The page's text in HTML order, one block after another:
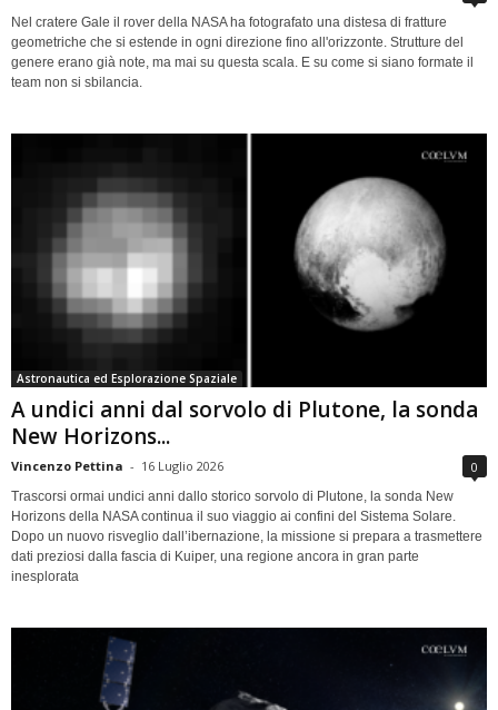
Nel cratere Gale il rover della NASA ha fotografato una distesa di fratture
geometriche che si estende in ogni direzione fino all'orizzonte. Strutture del
genere erano già note, ma mai su questa scala. E su come si siano formate il
team non si sbilancia.
Astronautica ed Esplorazione Spaziale
A undici anni dal sorvolo di Plutone, la sonda
New Horizons...
Vincenzo Pettina - 16 Luglio 2026 0
Trascorsi ormai undici anni dallo storico sorvolo di Plutone, la sonda New
Horizons della NASA continua il suo viaggio ai confini del Sistema Solare.
Dopo un nuovo risveglio dall’ibernazione, la missione si prepara a trasmettere
dati preziosi dalla fascia di Kuiper, una regione ancora in gran parte
inesplorata